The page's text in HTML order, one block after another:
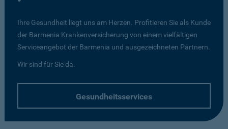
Ihre Gesundheit liegt uns am Herzen. Profitieren Sie als Kunde
der Barmenia Krankenversicherung von einem vielfältigen
Serviceangebot der Barmenia und ausgezeichneten Partnern.
Wir sind für Sie da.
Gesundheitsservices